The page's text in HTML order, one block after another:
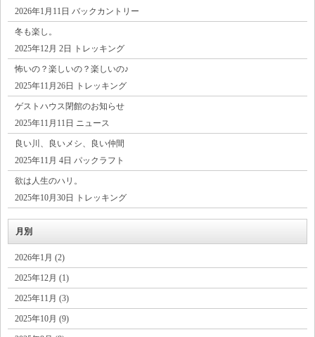
2026年1月11日 バックカントリー
冬も楽し。
2025年12月 2日 トレッキング
怖いの？楽しいの？楽しいの♪
2025年11月26日 トレッキング
ゲストハウス閉館のお知らせ
2025年11月11日 ニュース
良い川、良いメシ、良い仲間
2025年11月 4日 パックラフト
欲は人生のハリ。
2025年10月30日 トレッキング
月別
2026年1月 (2)
2025年12月 (1)
2025年11月 (3)
2025年10月 (9)